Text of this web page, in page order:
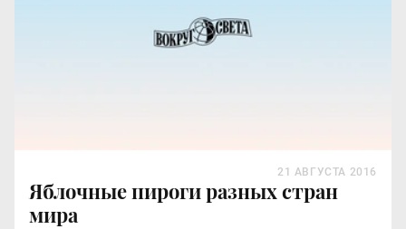
Яблочные пироги разных стран
мира
21 АВГУСТА 2016